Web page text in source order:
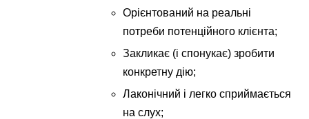
Орієнтований на реальні
потреби потенційного клієнта;
Закликає (і спонукає) зробити
конкретну дію;
Лаконічний і легко сприймається
на слух;